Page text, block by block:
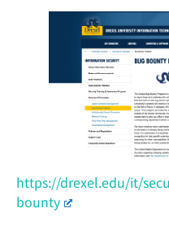
https://drexel.edu/it/
bounty